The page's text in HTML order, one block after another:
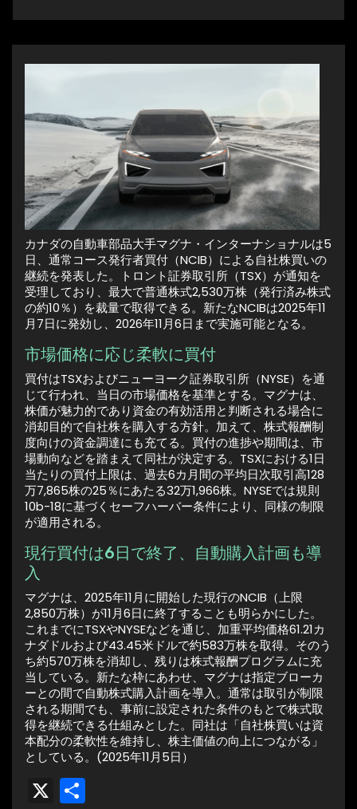
カナダの自動車部品大手マグナ・インターナショナルは5
日、通常コース発行者買付（NCIB）による自社株買いの
継続を発表した。トロント証券取引所（TSX）が通知を
受理しており、最大で普通株式2,530万株（発行済み株式
の約10％）を裁量で取得できる。新たなNCIBは2025年11
月7日に発効し、2026年11月6日まで実施可能となる。
市場価格に応じ柔軟に買付
買付はTSXおよびニューヨーク証券取引所（NYSE）を通
じて行われ、当日の市場価格を基準とする。マグナは、
株価が魅力的であり資金の有効活用と判断される場合に
消却目的で自社株を購入する方針。加えて、株式報酬制
度向けの資金調達にも充てる。買付の進捗や期間は、市
場動向などを踏まえて同社が決定する。TSXにおける1日
当たりの買付上限は、過去6カ月間の平均日次取引高128
万7,865株の25％にあたる32万1,966株。NYSEでは規則
10b-18に基づくセーフハーバー条件により、同様の制限
が適用される。
現行買付は6日で終了、自動購入計画も導
入
マグナは、2025年11月に開始した現行のNCIB（上限
2,850万株）が11月6日に終了することも明らかにした。
これまでにTSXやNYSEなどを通じ、加重平均価格61.21カ
ナダドルおよび43.45米ドルで約583万株を取得。そのう
ち約570万株を消却し、残りは株式報酬プログラムに充
当している。新たな枠にあわせ、マグナは指定ブローカ
ーとの間で自動株式購入計画を導入。通常は取引が制限
される期間でも、事前に設定された条件のもとで株式取
得を継続できる仕組みとした。同社は「自社株買いは資
本配分の柔軟性を維持し、株主価値の向上につながる」
としている。(2025年11月5日）
X